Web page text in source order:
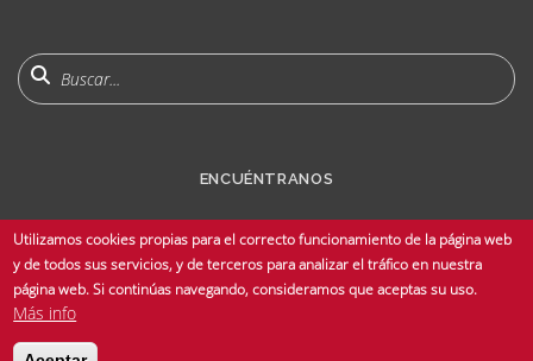
menu
Buscar
ENCUÉNTRANOS
© Copyright 2025 Universidad de Sevilla - Todos los derechos reservados -
Utilizamos cookies propias para el correcto funcionamiento de la página web
y de todos sus servicios, y de terceros para analizar el tráfico en nuestra
página web. Si continúas navegando, consideramos que aceptas su uso.
Más info